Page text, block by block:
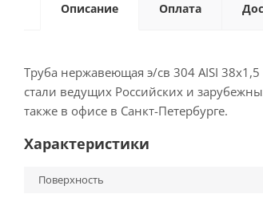
Описание Оплата
Труба нержавеющая э/св 304 AISI
стали ведущих Российских и
также в офисе в Санкт-Петербурге.
Характеристики
Поверхность